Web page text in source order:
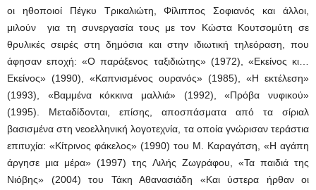
οι ηθοποιοί Πέγκυ Τρικαλιώτη, Φίλιππος Σοφιανός και άλλοι,
μιλούν για τη συνεργασία τους με τον Κώστα Κουτσομύτη σε
θρυλικές σειρές στη δημόσια και στην ιδιωτική τηλεόραση, που
άφησαν εποχή: «Ο παράξενος ταξιδιώτης» (1972), «Εκείνος κι…
Εκείνος» (1990), «Καπνισμένος ουρανός» (1985), «Η εκτέλεση»
(1993), «Βαμμένα κόκκινα μαλλιά» (1992), «Πρόβα νυφικού»
(1995). Μεταδίδονται, επίσης, αποσπάσματα από τα σίριαλ
βασισμένα στη νεοελληνική λογοτεχνία, τα οποία γνώρισαν τεράστια
επιτυχία: «Κίτρινος φάκελος» (1990) του Μ. Καραγάτση, «Η αγάπη
άργησε μια μέρα» (1997) της Λιλής Ζωγράφου, «Τα παιδιά της
Νιόβης» (2004) του Τάκη Αθανασιάδη «Και ύστερα ήρθαν οι